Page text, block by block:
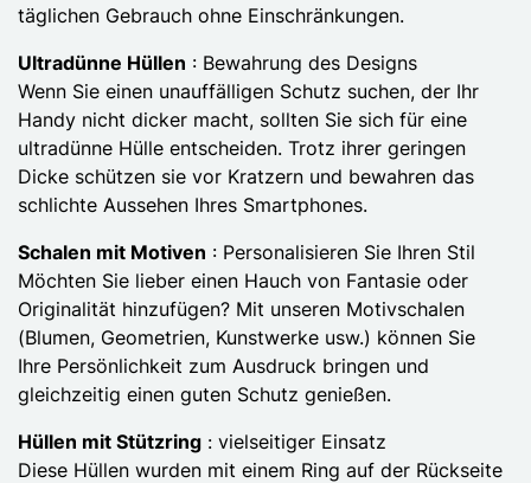
täglichen Gebrauch ohne Einschränkungen.
Ultradünne Hüllen : Bewahrung des Designs
Wenn Sie einen unauffälligen Schutz suchen, der Ihr
Handy nicht dicker macht, sollten Sie sich für eine
ultradünne Hülle entscheiden. Trotz ihrer geringen
Dicke schützen sie vor Kratzern und bewahren das
schlichte Aussehen Ihres Smartphones.
Schalen mit Motiven : Personalisieren Sie Ihren Stil
Möchten Sie lieber einen Hauch von Fantasie oder
Originalität hinzufügen? Mit unseren Motivschalen
(Blumen, Geometrien, Kunstwerke usw.) können Sie
Ihre Persönlichkeit zum Ausdruck bringen und
gleichzeitig einen guten Schutz genießen.
Hüllen mit Stützring : vielseitiger Einsatz
Diese Hüllen wurden mit einem Ring auf der Rückseite